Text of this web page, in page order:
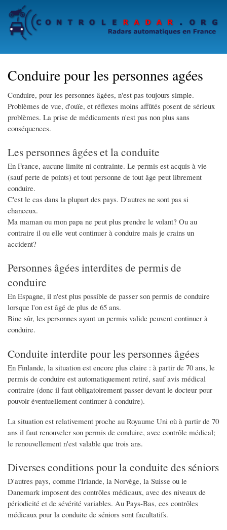
to
main
Conduire pour les personnes agées
Conduire, pour les personnes âgées, n'est pas toujours simple.
Problèmes de vue, d'ouïe, et réflexes moins affûtés posent de sérieux
problèmes. La prise de médicaments n'est pas non plus sans
conséquences.
Les personnes âgées et la conduite
En France, aucune limite ni contrainte. Le permis est acquis à vie
(sauf perte de points) et tout personne de tout âge peut librement
conduire.
C'est le cas dans la plupart des pays. D'autres ne sont pas si
chanceux.
Ma maman ou mon papa ne peut plus prendre le volant? Ou au
contraire il ou elle veut continuer à conduire mais je crains un
accident?
Personnes âgées interdites de permis de
conduire
En Espagne, il n'est plus possible de passer son permis de conduire
lorsque l'on est âgé de plus de 65 ans.
Bine sûr, les personnes ayant un permis valide peuvent continuer à
conduire.
Conduite interdite pour les personnes âgées
En Finlande, la situation est encore plus claire : à partir de 70 ans, le
permis de conduire est automatiquement retiré, sauf avis médical
contraire (donc il faut obligatoirement passer devant le docteur pour
pouvoir éventuellement continuer à conduire).
La situation est relativement proche au Royaume Uni où à partir de 70
ans il faut renouveler son permis de conduire, avec contrôle médical;
le renouvellement n'est valable que trois ans.
Diverses conditions pour la conduite des séniors
D'autres pays, comme l'Irlande, la Norvège, la Suisse ou le
Danemark imposent des contrôles médicaux, avec des niveaux de
périodicité et de sévérité variables. Au Pays-Bas, ces contrôles
médicaux pour la conduite de séniors sont facultatifs.